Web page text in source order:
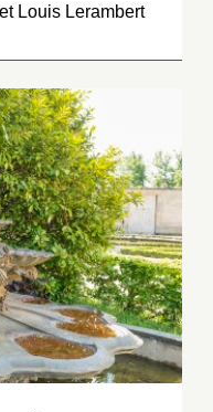
Louis Lerambert